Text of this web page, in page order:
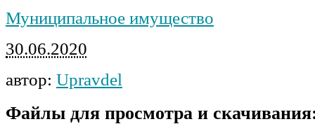
Муниципальное имущество
30.06.2020
автор: Upravdel
Файлы для просмотра и